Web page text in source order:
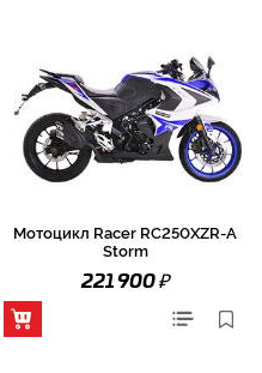
Мотоцикл Racer RC250XZR-A
Storm
221 900₽